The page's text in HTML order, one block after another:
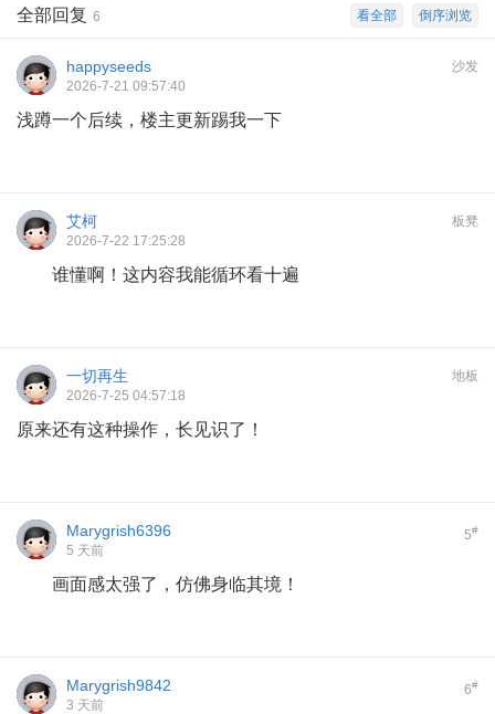
倒序浏览
看全部
全部回复 6
沙发
happyseeds
2026-7-21 09:57:40
浅蹲一个后续，楼主更新踢我一下
板凳
艾柯
2026-7-22 17:25:28
谁懂啊！这内容我能循环看十遍
地板
一切再生
2026-7-25 04:57:18
原来还有这种操作，长见识了！
5#
Marygrish6396
5 天前
画面感太强了，仿佛身临其境！
6#
Marygrish9842
3 天前